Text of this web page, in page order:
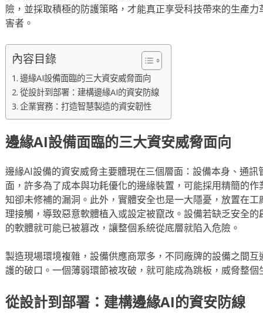
險，並採取積極的防護策略，才能真正享受科技帶來的生產
害者。
內容目錄
邊緣AI設備面臨的三大資安威脅面向
從設計到部署：建構邊緣AI的資安防線
企業實務：打造智慧製造的資安韌性
邊緣AI設備面臨的三大資安威脅面向
邊緣AI設備的資安威脅主要體現在三個層面：設備本身、通
面，許多為了成本與功耗優化的邊緣裝置，可能採用精簡的
知卻未修補的漏洞。此外，實體安全也是一大隱憂，放置在
理接觸，導致惡意軟體植入或設定被竄改。設備若缺乏安全
的軟體就可能已被篡改，讓整個系統從底層就陷入危險。
製造現場環境複雜，設備供應商眾多，不同廠牌的設備之間
護的破口。一個薄弱環節被攻破，就可能成為跳板，威脅整個
從設計到部署：建構邊緣AI的資安防線